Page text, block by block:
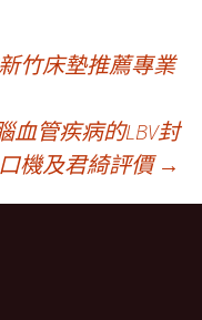
竹床墊推薦專業
血管疾病的LBV封
口機及君綺評價 →